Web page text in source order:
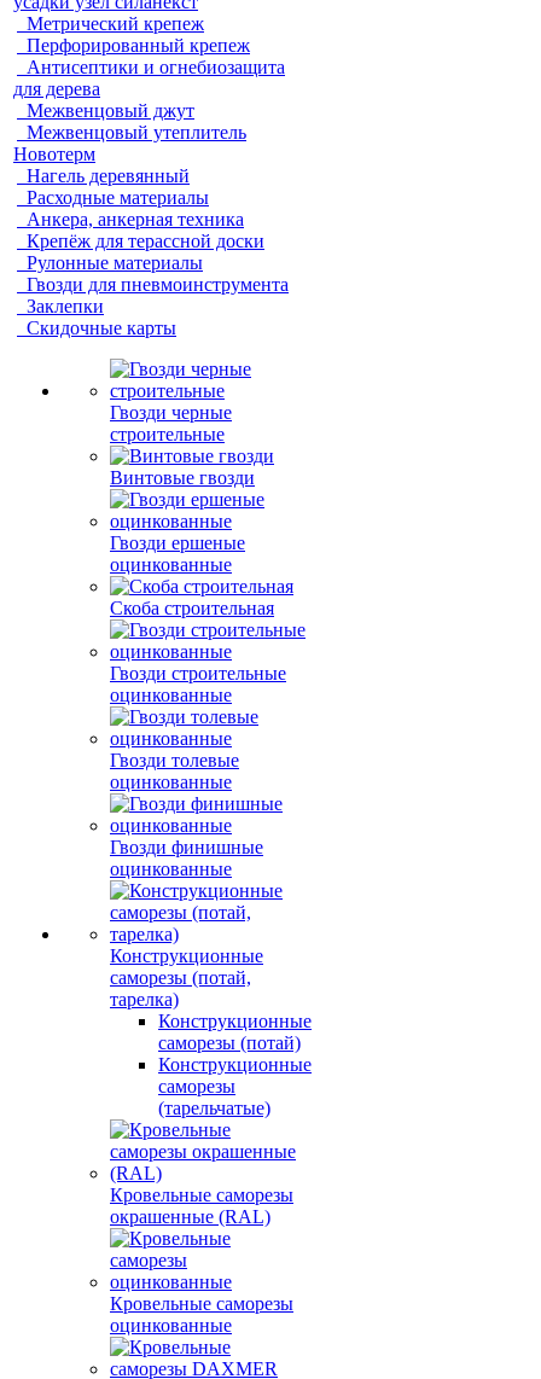
Метрический крепеж
Перфорированный крепеж
Антисептики и огнебиозащита
для дерева
Межвенцовый джут
Межвенцовый утеплитель
Новотерм
Нагель деревянный
Расходные материалы
Анкера, анкерная техника
Крепёж для терассной доски
Рулонные материалы
Гвозди для пневмоинструмента
Заклепки
Скидочные карты
Гвозди черные
строительные
Винтовые гвозди
Гвозди ершеные
оцинкованные
Скоба строительная
Гвозди строительные
оцинкованные
Гвозди толевые
оцинкованные
Гвозди финишные
оцинкованные
Конструкционные
саморезы (потай,
тарелка)
Конструкционные
саморезы (потай)
Конструкционные
саморезы
(тарельчатые)
Кровельные саморезы
окрашенные (RAL)
Кровельные саморезы
оцинкованные